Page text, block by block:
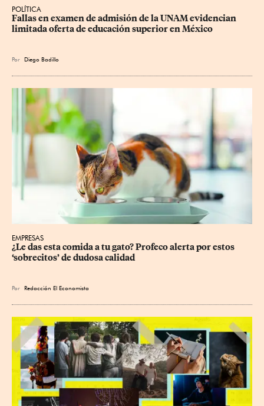
POLÍTICA
Fallas en examen de admisión de la UNAM evidencian
limitada oferta de educación superior en México
Por Diego Badillo
EMPRESAS
¿Le das esta comida a tu gato? Profeco alerta por estos
‘sobrecitos’ de dudosa calidad
Por Redacción El Economista